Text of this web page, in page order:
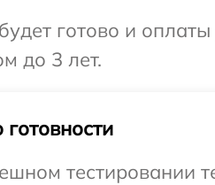
готово и
до 3 лет.
тестировании